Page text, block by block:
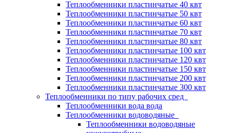
Теплообменники пластинчатые 40 квт
Теплообменники пластинчатые 50 квт
Теплообменники пластинчатые 60 квт
Теплообменники пластинчатые 70 квт
Теплообменники пластинчатые 80 квт
Теплообменники пластинчатые 100 квт
Теплообменники пластинчатые 120 квт
Теплообменники пластинчатые 150 квт
Теплообменники пластинчатые 200 квт
Теплообменники пластинчатые 300 квт
Теплообменники по типу рабочих сред
Теплообменники вода вода
Теплообменники водоводяные
Теплообменники водоводяные